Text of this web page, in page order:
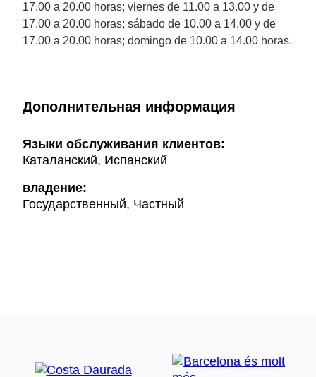
17.00 a 20.00 horas; viernes de 11.00 a 13.00 y de
17.00 a 20.00 horas; sábado de 10.00 a 14.00 y de
17.00 a 20.00 horas; domingo de 10.00 a 14.00 horas.
Дополнительная информация
Языки обслуживания клиентов:
Каталанский, Испанский
владение:
Государственный, Частный